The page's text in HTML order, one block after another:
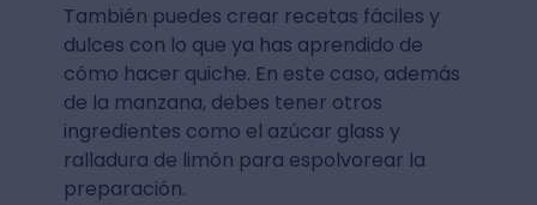
También puedes crear recetas fáciles y
dulces con lo que ya has aprendido de
cómo hacer quiche. En este caso, además
de la manzana, debes tener otros
ingredientes como el azúcar glass y
ralladura de limón para espolvorear la
preparación.